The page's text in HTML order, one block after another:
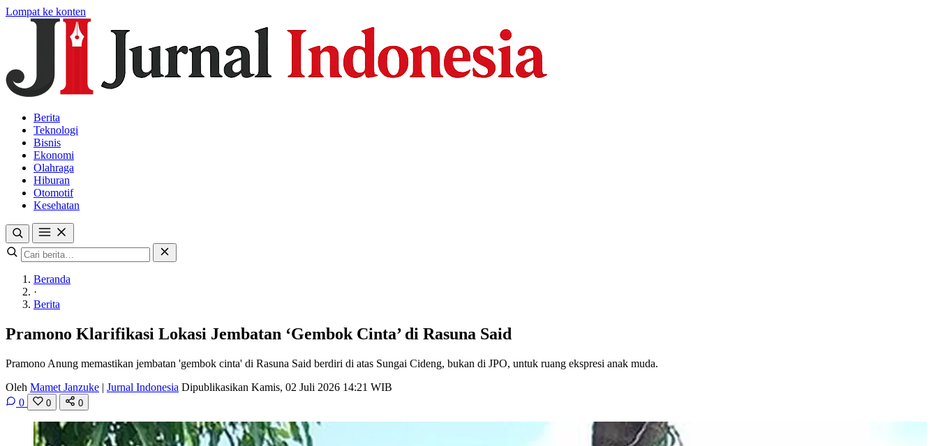
Lompat ke konten
Berita
Teknologi
Bisnis
Ekonomi
Olahraga
Hiburan
Otomotif
Kesehatan
Beranda
·
Berita
Pramono Klarifikasi Lokasi Jembatan ‘Gembok Cinta’ di Rasuna Said
Pramono Anung memastikan jembatan 'gembok cinta' di Rasuna Said berdiri di atas Sungai Cideng, bukan di JPO, untuk ruang ekspresi anak muda.
Oleh Mamet Janzuke | Jurnal Indonesia Dipublikasikan Kamis, 02 Juli 2026 14:21 WIB
0
0 0